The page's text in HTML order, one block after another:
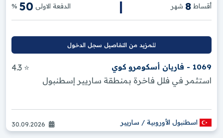
أقساط 8 شهر | الدفعة الاولى 50
%
للمزيد من التفاصيل سجل الدخول
1069 - فاريان أسكومرو كوي
⭐ 4.3
استثمر في فلل فاخرة بمنطقة ساريير إسطنبول
اسطنبول الأوروبية / ساريير 30.09.2026